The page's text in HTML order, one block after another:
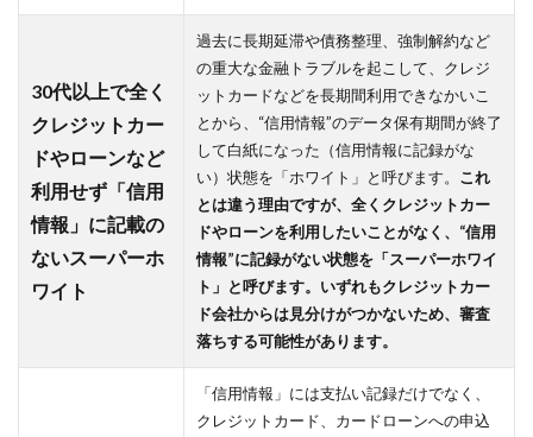
30代以上で全く
クレジットカー
ドやローンなど
利用せず「信用
情報」に記載の
ないスーパーホ
ワイト
過去に長期延滞や債務整理、強制解約など
の重大な金融トラブルを起こして、クレジ
ットカードなどを長期間利用できなかいこ
とから、“信用情報”のデータ保有期間が終了
して白紙になった（信用情報に記録がな
い）状態を「ホワイト」と呼びます。 これ
とは違う理由ですが、全くクレジットカー
ドやローンを利用したいことがなく、“信用
情報”に記録がない状態を「スーパーホワイ
ト」と呼びます。いずれもクレジットカー
ド会社からは見分けがつかないため、審査
落ちする可能性があります。
「信用情報」には支払い記録だけでなく、
クレジットカード、カードローンへの申込